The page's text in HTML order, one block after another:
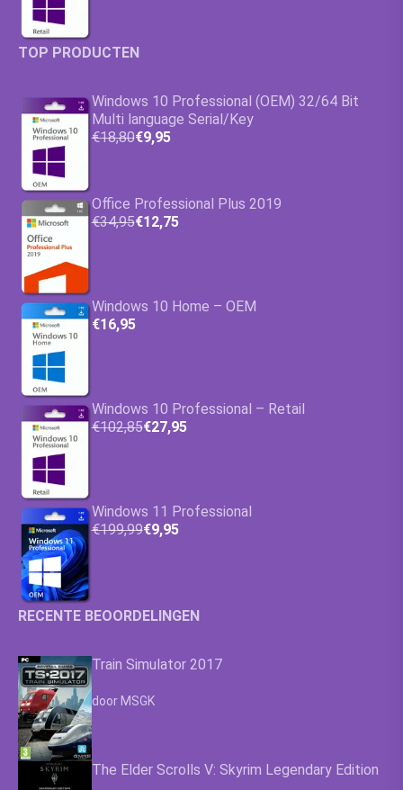
TOP PRODUCTEN
Windows 10 Professional (OEM) 32/64 Bit
Multi language Serial/Key
€18,80€9,95
Office Professional Plus 2019
€34,95€12,75
Windows 10 Home – OEM
€16,95
Windows 10 Professional – Retail
€102,85€27,95
Windows 11 Professional
€199,99€9,95
RECENTE BEOORDELINGEN
Train Simulator 2017
Waardering
door MSGK
The Elder Scrolls V: Skyrim Legendary Edition